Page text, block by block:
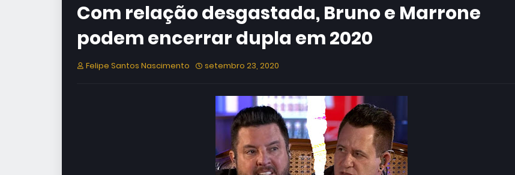
Com relação desgastada, Bruno e Marrone
podem encerrar dupla em 2020
Felipe Santos Nascimento setembro 23, 2020